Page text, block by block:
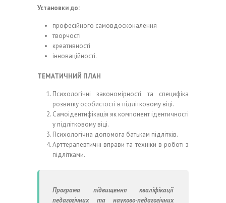
Установки до:
професійного самовдосконалення
творчості
креативності
інноваційності.
ТЕМАТИЧНИЙ ПЛАН
Психологічні закономірності та специфіка
розвитку особистості в підлітковому віці.
Самоідентифікація як компонент ідентичності
у підлітковому віці.
Психологічна допомога батькам підлітків.
Арттерапевтичні вправи та техніки в роботі з
підлітками.
Програма підвищення кваліфікації
педагогічних та науково-педагогічних